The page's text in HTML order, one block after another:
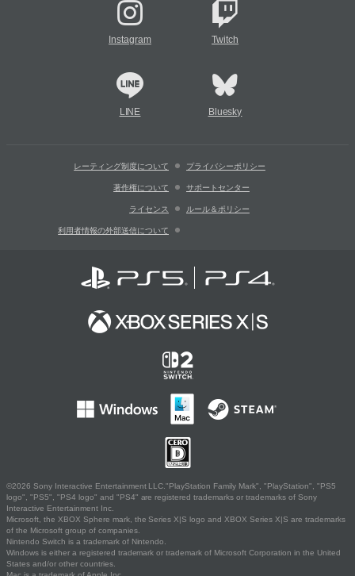
Instagram Twitch
LINE Bluesky
レーティング制度について プライバシーポリシー
著作権について サポートセンター
ライセンス ルール＆ポリシー
利用者情報の外部送信について
©2026 Sony Interactive Entertainment LLC."PlayStation Family Mark", "PlayStation", "PS5
logo", "PS5", "PS4 logo" and "PS4" are registered trademarks or trademarks of Sony
Interactive Entertainment Inc.
Microsoft, the XBOX Sphere mark, the Series X|S logo and XBOX Series X|S are trademarks
of the Microsoft group of companies.
Nintendo Switch is a trademark of Nintendo.
Windows is either a registered trademark or trademark of Microsoft Corporation in the United
States and/or other countries.